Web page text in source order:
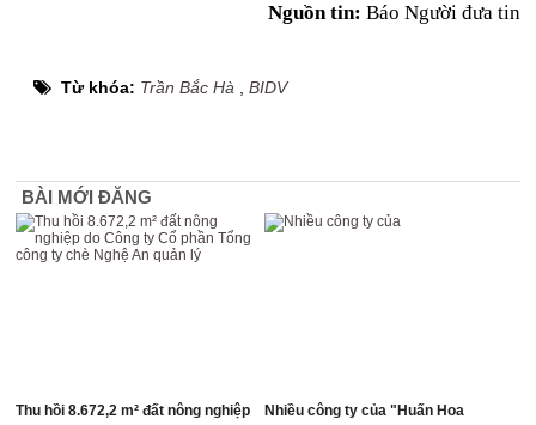
Nguồn tin: Báo Người đưa tin
Từ khóa: Trần Bắc Hà ,BIDV
BÀI MỚI ĐĂNG
Thu hồi 8.672,2 m² đất nông nghiệp
Nhiều công ty của "Huấn Hoa